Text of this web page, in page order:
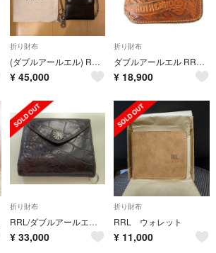
折り財布
(ダブルアールエル) RRL イタリアンレザー コンチョ チェーン ウォレット
¥ 45,000
折り財布
ダブルアールエル RRL 二つ折り財布 カービング ラウンドジップ コンパクト
¥ 18,900
折り財布
RRL/ダブルアールエル/財布/クロコダイル/型押/レザー/ウォレット/コンチョ
¥ 33,000
折り財布
RRL ウォレット
¥ 11,000